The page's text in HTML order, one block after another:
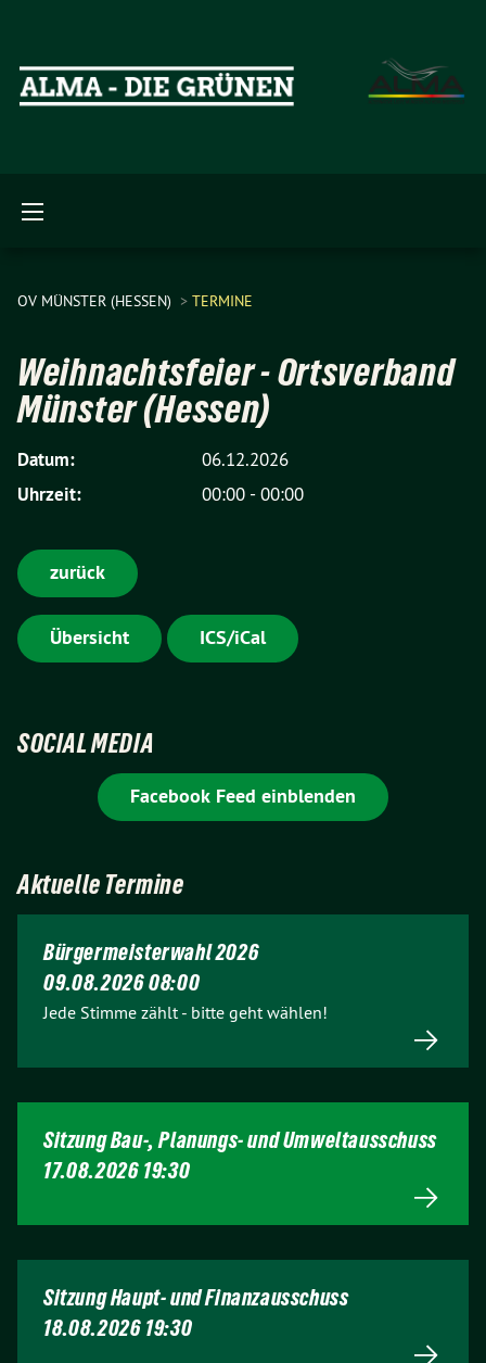
OV MÜNSTER (HESSEN) TERMINE
Weihnachtsfeier - Ortsverband
Münster (Hessen)
Datum:
06.12.2026
Uhrzeit:
00:00 - 00:00
zurück
Übersicht ICS/iCal
SOCIAL MEDIA
Facebook Feed einblenden
Aktuelle Termine
Bürgermeisterwahl 2026
09.08.2026 08:00
Jede Stimme zählt - bitte geht wählen!
Sitzung Bau-, Planungs- und Umweltausschuss
17.08.2026 19:30
Sitzung Haupt- und Finanzausschuss
18.08.2026 19:30